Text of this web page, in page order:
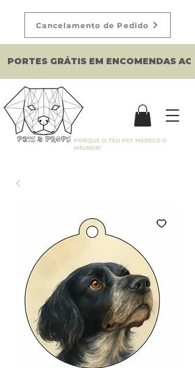
PORQUE O TEU PET MERECE O
MELHOR!
PORTES GRÁTIS EM ENCOMENDAS
Cancelamento de Pedido